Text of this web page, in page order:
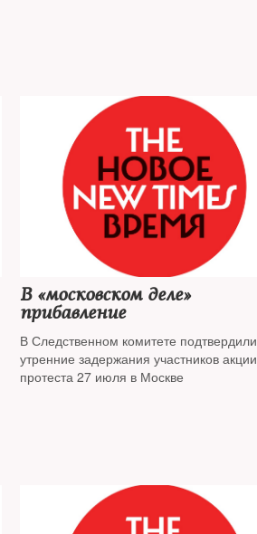
В «московском деле»
прибавление
В Следственном комитете подтвердили
утренние задержания участников акции
протеста 27 июля в Москве